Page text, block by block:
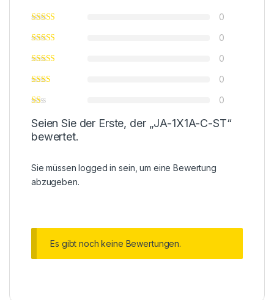
0
0
0
0
0
Seien Sie der Erste, der „JA-1X1A-C-ST“
bewertet.
Sie müssenlogged in sein, um eine Bewertung
abzugeben.
Es gibt noch keine Bewertungen.